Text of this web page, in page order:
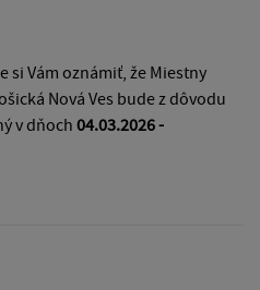
si Vám oznámiť, že Miestny
Nová Ves bude z dôvodu
v dňoch 04.03.2026 -